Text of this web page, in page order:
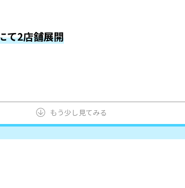
て2店舗展開
もう少し見てみる